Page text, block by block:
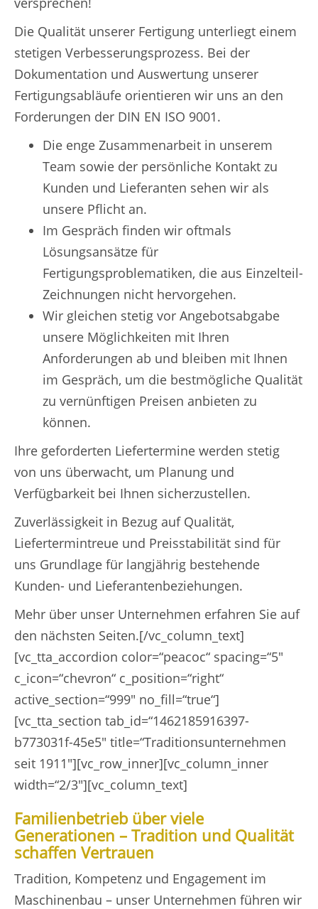
Die Qualität unserer Fertigung unterliegt einem
stetigen Verbesserungsprozess. Bei der
Dokumentation und Auswertung unserer
Fertigungsabläufe orientieren wir uns an den
Forderungen der DIN EN ISO 9001.
Die enge Zusammenarbeit in unserem
Team sowie der persönliche Kontakt zu
Kunden und Lieferanten sehen wir als
unsere Pflicht an.
Im Gespräch finden wir oftmals
Lösungsansätze für
Fertigungsproblematiken, die aus Einzelteil-
Zeichnungen nicht hervorgehen.
Wir gleichen stetig vor Angebotsabgabe
unsere Möglichkeiten mit Ihren
Anforderungen ab und bleiben mit Ihnen
im Gespräch, um die bestmögliche Qualität
zu vernünftigen Preisen anbieten zu
können.
Ihre geforderten Liefertermine werden stetig
von uns überwacht, um Planung und
Verfügbarkeit bei Ihnen sicherzustellen.
Zuverlässigkeit in Bezug auf Qualität,
Liefertermintreue und Preisstabilität sind für
uns Grundlage für langjährig bestehende
Kunden- und Lieferantenbeziehungen.
Mehr über unser Unternehmen erfahren Sie auf
den nächsten Seiten.[/vc_column_text]
[vc_tta_accordion color=“peacoc“ spacing=“5″
c_icon=“chevron“ c_position=“right“
active_section=“999″ no_fill=“true“]
[vc_tta_section tab_id=“1462185916397-
b773031f-45e5″ title=“Traditionsunternehmen
seit 1911″][vc_row_inner][vc_column_inner
width=“2/3″][vc_column_text]
Familienbetrieb über viele
Generationen – Tradition und Qualität
schaffen Vertrauen
Tradition, Kompetenz und Engagement im
Maschinenbau – unser Unternehmen führen wir